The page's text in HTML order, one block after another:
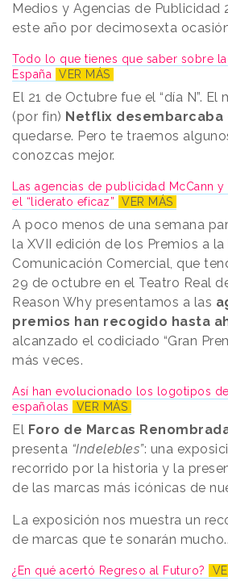
Medios y Agencias de Publicidad
este año por decimosexta
Todo lo que tienes que saber sobre
España VER MÁS
El 21 de Octubre fue el “día N”.
(por fin) Netflix desembarcaba
quedarse. Pero te traemos
conozcas mejor.
Las agencias de publicidad McCann
el “liderato eficaz”
VER MÁS
A poco menos de una semana
la XVII edición de los Premios a la
Comunicación Comercial, que
29 de octubre en el Teatro Real
Reason Why presentamos a las
premios han recogido hasta
alcanzado el codiciado “Gran
más veces.
Así han evolucionado los logotipos
españolas
VER MÁS
El Foro de Marcas
presenta “Indelebles”: una
recorrido por la historia y la
de las marcas más icónicas de
La exposición nos muestra un
de marcas que te sonarán
¿En qué acertó Regreso al Futuro?